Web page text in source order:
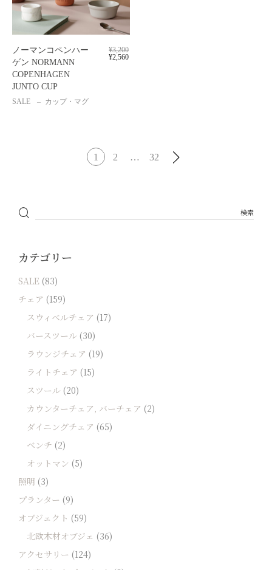
ノーマンコペンハー
ゲン NORMANN
COPENHAGEN
JUNTO CUP
SALE カップ・マグ
¥3,200
¥2,560
1 2 … 32
カテゴリー
SALE (83)
チェア (159)
スウィベルチェア (17)
バースツール (30)
ラウンジチェア (19)
ライトチェア (15)
スツール (20)
カウンターチェア, バーチェア (2)
ダイニングチェア (65)
ベンチ (2)
オットマン (5)
照明 (3)
プランター (9)
オブジェクト (59)
北欧木材オブジェ (36)
アクセサリー (124)